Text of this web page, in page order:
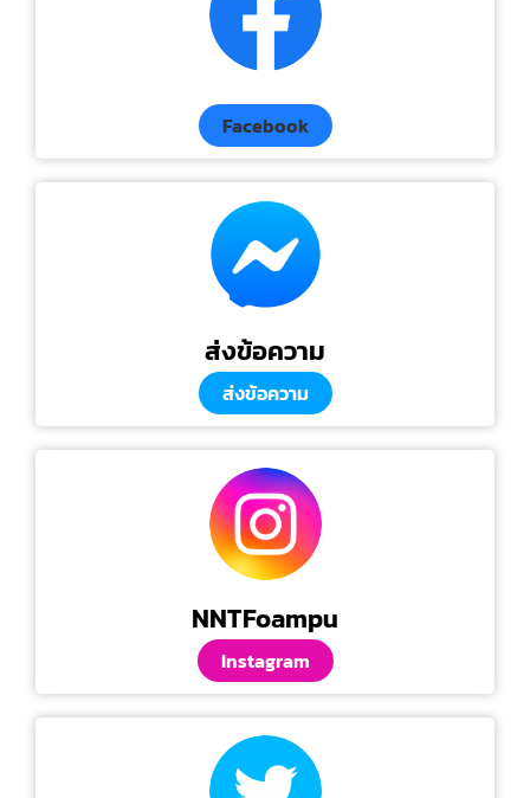
Facebook
ส่งข้อความ
ส่งข้อความ
NNTFoampu
Instagram